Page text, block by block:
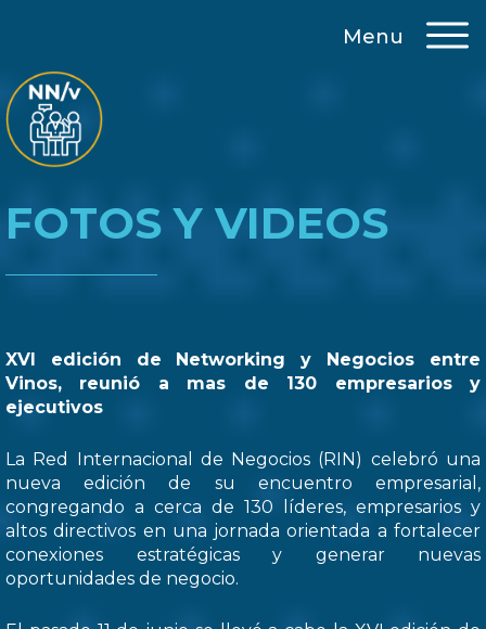
Menu
FOTOS Y VIDEOS
XVI edición de Networking y Negocios entre
Vinos, reunió a mas de 130 empresarios y
ejecutivos
La Red Internacional de Negocios (RIN) celebró una
nueva edición de su encuentro empresarial,
congregando a cerca de 130 líderes, empresarios y
altos directivos en una jornada orientada a fortalecer
conexiones estratégicas y generar nuevas
oportunidades de negocio.